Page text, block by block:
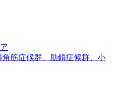
角筋症候群、肋鎖症候群、小